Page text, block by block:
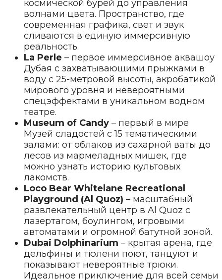
космической бурей до управления
волнами цвета. Пространство, где
современная графика, свет и звук
сливаются в единую иммерсивную
реальность.
La Perle – первое иммерсивное аквашоу
Дубая с захватывающими прыжками в
воду с 25-метровой высоты, акробатикой
мирового уровня и невероятными
спецэффектами в уникальном водном
театре.
Museum of Candy– первый в мире
Музей сладостей с 15 тематическими
залами: от облаков из сахарной ваты до
лесов из мармеладных мишек, где
можно узнать историю культовых
лакомств.
Loco Bear Whitelane Recreational
Playground (Al Quoz) – масштабный
развлекательный центр в Al Quoz с
лазертагом, боулингом, игровыми
автоматами и огромной батутной зоной.
Dubai Dolphinarium – крытая арена, где
дельфины и тюлени поют, танцуют и
показывают невероятные трюки.
Идеальное приключение для всей семьи